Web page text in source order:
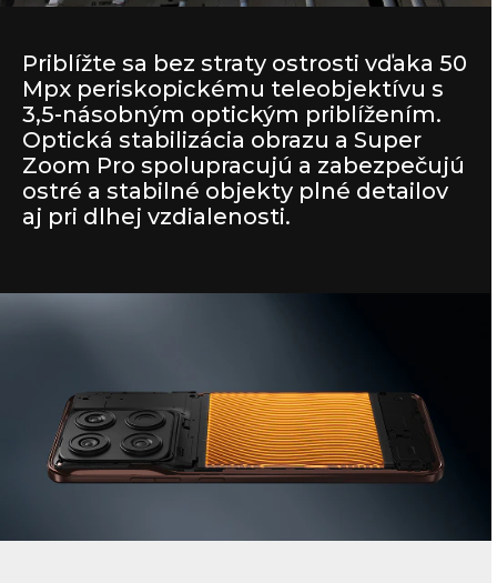
Priblížte sa bez straty ostrosti vďaka 50
Mpx periskopickému teleobjektívu s
3,5-násobným optickým priblížením.
Optická stabilizácia obrazu a Super
Zoom Pro spolupracujú a zabezpečujú
ostré a stabilné objekty plné detailov
aj pri dlhej vzdialenosti.